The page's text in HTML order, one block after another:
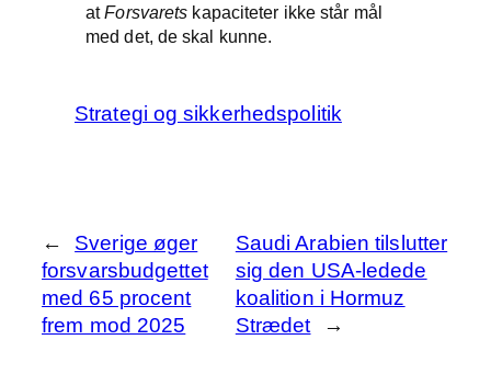
at Forsvarets kapaciteter ikke står mål
med det, de skal kunne.
Strategi og sikkerhedspolitik
←
Sverige øger
forsvarsbudgettet
med 65 procent
frem mod 2025
Saudi Arabien tilslutter
sig den USA-ledede
koalition i Hormuz
Strædet
→